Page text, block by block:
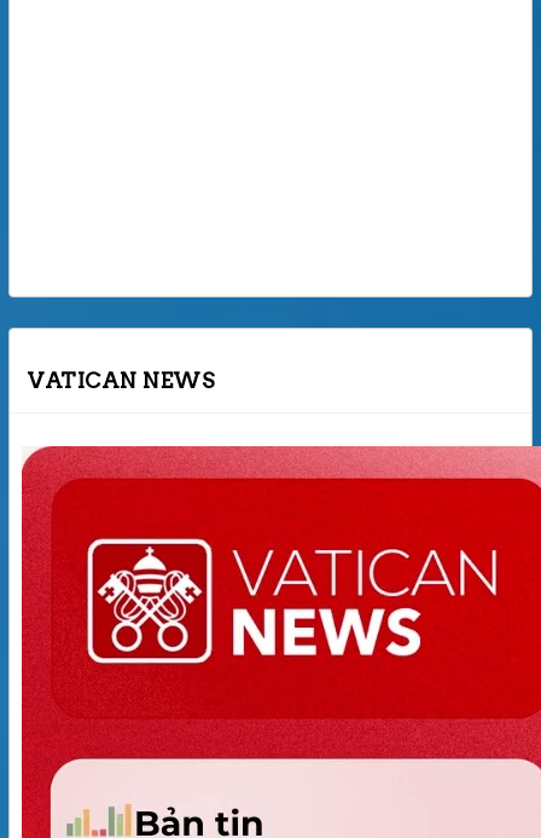
VATICAN NEWS